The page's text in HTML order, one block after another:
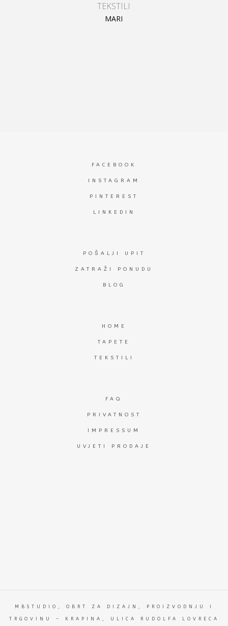
TEKSTILI
MARI
FACEBOOK
INSTAGRAM
PINTEREST
LINKEDIN
POŠALJI UPIT
ZATRAŽI PONUDU
BLOG
HOME
TAPETE
TEKSTILI
FAQ
PRIVATNOST
IMPRESSUM
UVJETI PRODAJE
MBSTUDIO, OBRT ZA DIZAJN, PROIZVODNJU I
TRGOVINU – KRAPINA, ULICA RUDOLFA LOVRECA